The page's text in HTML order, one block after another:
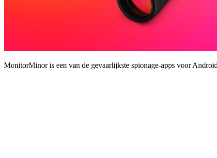
MonitorMinor is een van de gevaarlijkste spionage-apps voor